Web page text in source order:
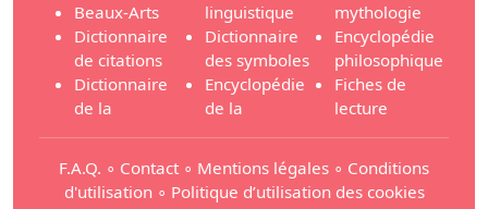
Beaux-Arts
Dictionnaire
de citations
Dictionnaire
de la
linguistique
Dictionnaire
des symboles
Encyclopédie
de la
mythologie
Encyclopédie
philosophique
Fiches de
lecture
F.A.Q. ∘ Contact ∘ Mentions légales ∘ Conditions
d'utilisation∘ Politique d’utilisation des cookies